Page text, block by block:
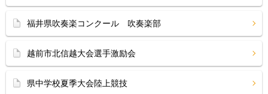
福井県吹奏楽コンクール 吹奏楽部
越前市北信越大会選手激励会
県中学校夏季大会陸上競技